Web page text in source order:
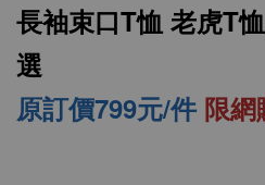
長袖束口T恤 老虎T
選
原訂價799元/件 限網